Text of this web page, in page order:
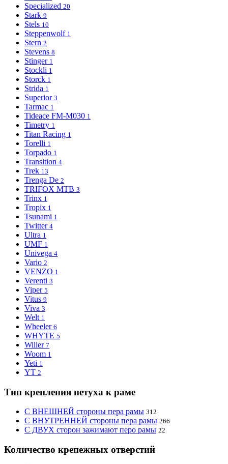
Specialized 20
Stark 9
Stels 10
Steppenwolf 1
Stern 2
Stevens 8
Stinger 1
Stockli 1
Storck 1
Strida 1
Superior 3
Tarmac 1
Tideace FM-M030 1
Timetry 1
Titan Racing 1
Torelli 1
Torpado 1
Transition 4
Trek 13
Trenga De 2
TRIFOX MTB 3
Trinx 1
Tropix 1
Tsunami 1
Twitter 4
Ultra 1
UMF 1
Univega 4
Vario 2
VENZO 1
Verenti 3
Viper 5
Vitus 9
Viva 3
Welt 1
Wheeler 6
WHYTE 5
Wilier 7
Woom 1
Yeti 1
YT 2
Тип крепления петуха к раме
С ВНЕШНЕЙ стороны пера рамы 312
С ВНУТРЕННЕЙ стороны пера рамы 266
С ДВУХ сторон зажимают перо рамы 22
Количество крепежных отверстий